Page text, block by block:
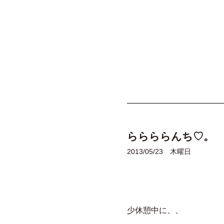
ららららんち♡。
2013/05/23 木曜日
少休憩中に、、